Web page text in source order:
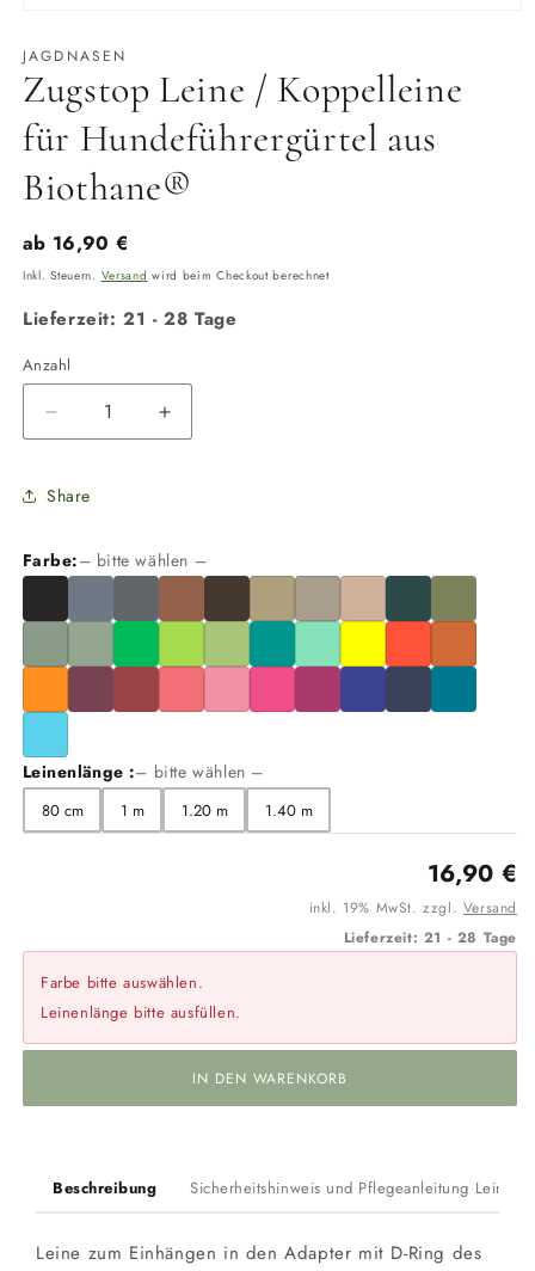
in
öffnen
JAGDNASEN
Zugstop Leine / Koppelleine
für Hundeführergürtel aus
Biothane®
Normaler
Preis
ab 16,90 €
Inkl. Steuern. Versand wird beim Checkout berechnet
Lieferzeit: 21 - 28 Tage
Anzahl
Anzahl
Verringere
die
für
Leine
/
für
aus
Erhöhe
die
Leine
/
für
aus
Share
Farbe:– bitte wählen –
Leinenlänge :– bitte wählen –
80 cm 1 m 1.20 m 1.40 m
16,90 €
inkl. 19% MwSt. zzgl. Versand
Lieferzeit: 21 - 28 Tage
Farbe bitte auswählen.
Leinenlänge bitte ausfüllen.
IN DEN WARENKORB
Beschreibung Sicherheitshinweis und Pflegeanleitung Leinen
Leine zum Einhängen in den Adapter mit D-Ring des